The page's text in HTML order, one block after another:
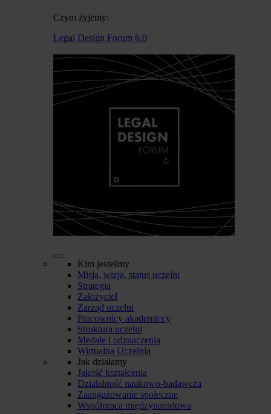
Czym żyjemy:
Legal Design Forum 6.0
Kim jesteśmy
Misja, wizja, status uczelni
Strategia
Założyciel
Zarząd uczelni
Pracownicy akademiccy
Struktura uczelni
Medale i odznaczenia
Wirtualna Uczelnia
Jak działamy
Jakość kształcenia
Działalność naukowo-badawcza
Zaangażowanie społeczne
Współpraca międzynarodowa